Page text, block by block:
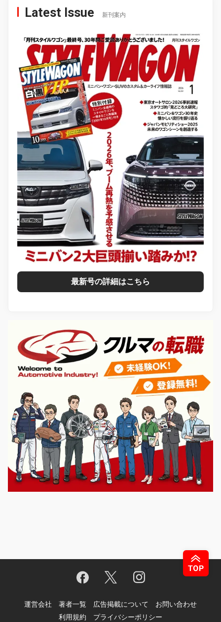
Latest Issue 新刊案内
最新号の詳細はこちら
運営会社 著者一覧 広告掲載について
お問い合わせ
利用規約
プライバシーポリシー